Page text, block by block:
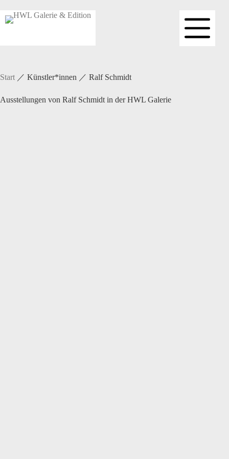
Inhalt
springen
Start／ Künstler*innen ／ Ralf Schmidt
Ausstellungen von Ralf Schmidt in der HWL Galerie